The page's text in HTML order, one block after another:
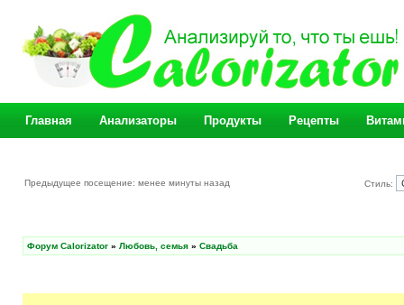
Главная Анализаторы Продукты Рецепты
Предыдущее посещение: менее минуты назад Стиль:
Форум Calorizator » Любовь, семья » Свадьба